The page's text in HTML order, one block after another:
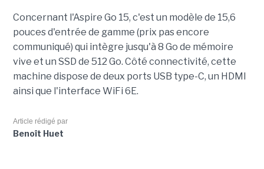
Concernant l'Aspire Go 15, c'est un modèle de 15,6
pouces d'entrée de gamme (prix pas encore
communiqué) qui intègre jusqu'à 8 Go de mémoire
vive et un SSD de 512 Go. Côté connectivité, cette
machine dispose de deux ports USB type-C, un HDMI
ainsi que l'interface WiFi 6E.
Article rédigé par
Benoît Huet